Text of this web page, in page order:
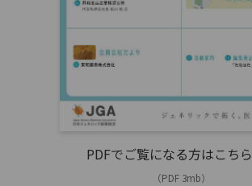
PDFでご覧になる方はこちら
（PDF 3mb）